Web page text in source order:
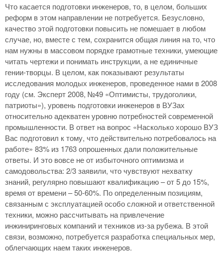
Что касается подготовки инженеров, то, в целом, больших
реформ в этом направлении не потребуется. Безусловно,
качество этой подготовки повысить не помешает в любом
случае, но, вместе с тем, сохранится общая линия на то, что
нам нужны в массовом порядке грамотные техники, умеющие
читать чертежи и понимать инструкции, а не единичные
гении-творцы. В целом, как показывают результаты
исследования молодых инженеров, проведенное нами в 2008
году (см. Эксперт 2008, №49 «Оптимисты, трудоголики,
патриоты»), уровень подготовки инженеров в ВУЗах
относительно адекватен уровню потребностей современной
промышленности. В ответ на вопрос «Насколько хорошо ВУЗ
Вас подготовил к тому, что действительно потребовалось на
работе» 83% из 1763 опрошенных дали положительные
ответы. И это вовсе не от избыточного оптимизма и
самодовольства: 2/3 заявили, что чувствуют нехватку
знаний, регулярно повышают квалификацию – от 5 до 15%,
время от времени – 50-60%. По определенным позициям,
связанным с эксплуатацией особо сложной и ответственной
техники, можно рассчитывать на привлечение
инжиниринговых компаний и техников из-за рубежа. В этой
связи, возможно, потребуется разработка специальных мер,
облегчающих наем таких инженеров.